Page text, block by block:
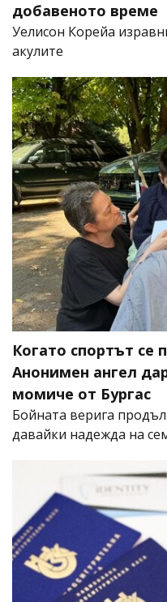
добавеното време
Уелисон Корейа
акулите
Когато спортът се
Анонимен ангел
момиче от Бургас
Бойната верига
давайки надежда на